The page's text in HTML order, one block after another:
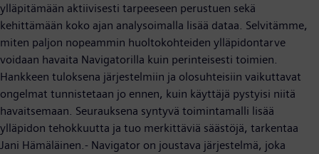
ylläpitämään aktiivisesti tarpeeseen perustuen sekä
kehittämään koko ajan analysoimalla lisää dataa. Selvitämme,
miten paljon nopeammin huoltokohteiden ylläpidontarve
voidaan havaita Navigatorilla kuin perinteisesti toimien.
Hankkeen tuloksena järjestelmiin ja olosuhteisiin vaikuttavat
ongelmat tunnistetaan jo ennen, kuin käyttäjä pystyisi niitä
havaitsemaan. Seurauksena syntyvä toimintamalli lisää
ylläpidon tehokkuutta ja tuo merkittäviä säästöjä, tarkentaa
Jani Hämäläinen.- Navigator on joustava järjestelmä, joka